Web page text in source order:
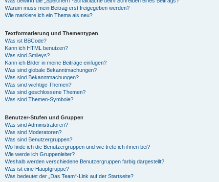
Warum muss mein Beitrag erst freigegeben werden?
Wie markiere ich ein Thema als neu?
Textformatierung und Thementypen
Was ist BBCode?
Kann ich HTML benutzen?
Was sind Smileys?
Kann ich Bilder in meine Beiträge einfügen?
Was sind globale Bekanntmachungen?
Was sind Bekanntmachungen?
Was sind wichtige Themen?
Was sind geschlossene Themen?
Was sind Themen-Symbole?
Benutzer-Stufen und Gruppen
Was sind Administratoren?
Was sind Moderatoren?
Was sind Benutzergruppen?
Wo finde ich die Benutzergruppen und wie trete ich ihnen bei?
Wie werde ich Gruppenleiter?
Weshalb werden verschiedene Benutzergruppen farbig dargestellt?
Was ist eine Hauptgruppe?
Was bedeutet der „Das Team“-Link auf der Startseite?